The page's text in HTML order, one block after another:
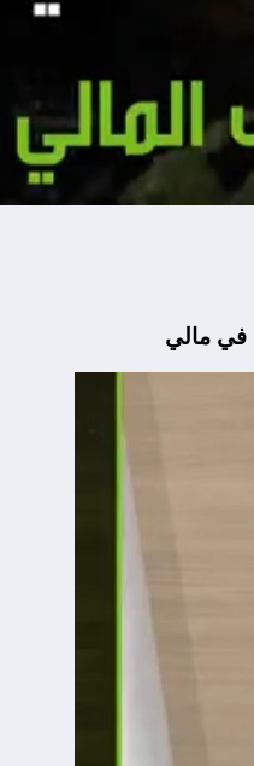
في مالي